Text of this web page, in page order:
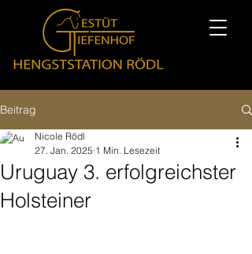
Beitrag
Uruguay 3. erfolgreichster
Holsteiner
Nicole Rödl
27. Jan. 2025 1 Min. Lesezeit